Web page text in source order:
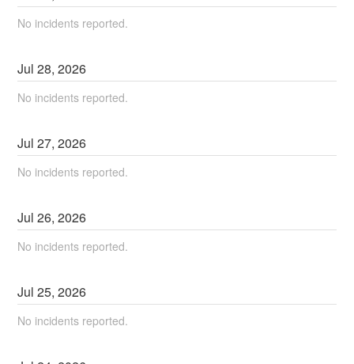
No incidents reported.
Jul28,2026
No incidents reported.
Jul27,2026
No incidents reported.
Jul26,2026
No incidents reported.
Jul25,2026
No incidents reported.